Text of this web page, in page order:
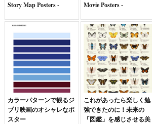
Story Map Posters -
Movie Posters -
カラーパターンで観るジ
ブリ映画のオシャレなポ
スター
これがあったら楽しく勉
強できたのに！未来の
「図鑑」を感じさせる美